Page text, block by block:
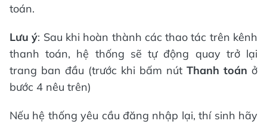
toán.
Lưu ý: Sau khi hoàn thành các thao tác trên kênh
thanh toán, hệ thống sẽ tự động quay trở lại
trang ban đầu (trước khi bấm nút Thanh toán ở
bước 4 nêu trên)
Nếu hệ thống yêu cầu đăng nhập lại, thí sinh hãy